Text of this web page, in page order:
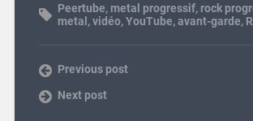
Peertube, metal progressif, rock
metal ,vidéo,YouTube,avant-garde,
Previous post
Next post